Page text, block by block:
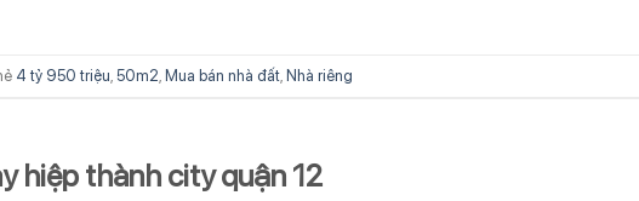
4 tỷ 950 triệu 50m2 Mua bán nhà đất Nhà riêng
hiệp thành city quận 12